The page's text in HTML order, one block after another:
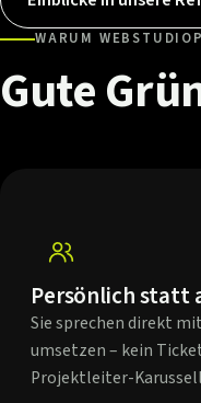
WARUM
Gute
Persönlich statt
Sie sprechen direkt
umsetzen – kein
Projektleiter-